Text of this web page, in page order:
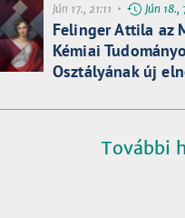
Jún 17., 21:11 • Jún 18.,
Felinger Attila az
Kémiai
Osztályának új
További